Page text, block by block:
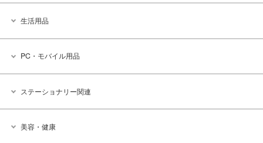
生活用品
PC・モバイル用品
ステーショナリー関連
美容・健康